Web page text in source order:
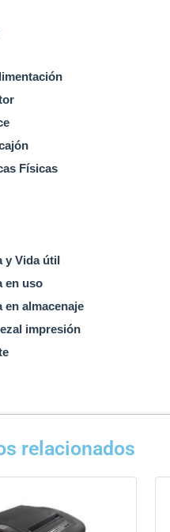
Físicas
y Vida útil
en uso
en almacenaje
impresión
relacionados